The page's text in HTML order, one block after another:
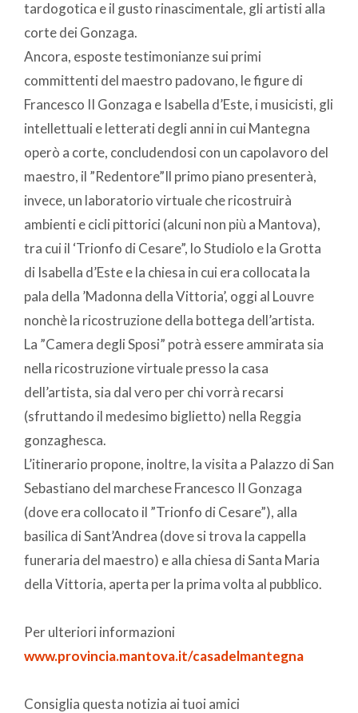
tardogotica e il gusto rinascimentale, gli artisti alla
corte dei Gonzaga.
Ancora, esposte testimonianze sui primi
committenti del maestro padovano, le figure di
Francesco II Gonzaga e Isabella d’Este, i musicisti, gli
intellettuali e letterati degli anni in cui Mantegna
operò a corte, concludendosi con un capolavoro del
maestro, il ”Redentore”Il primo piano presenterà,
invece, un laboratorio virtuale che ricostruirà
ambienti e cicli pittorici (alcuni non più a Mantova),
tra cui il ‘Trionfo di Cesare”, lo Studiolo e la Grotta
di Isabella d’Este e la chiesa in cui era collocata la
pala della ’Madonna della Vittoria’, oggi al Louvre
nonchè la ricostruzione della bottega dell’artista.
La ”Camera degli Sposi” potrà essere ammirata sia
nella ricostruzione virtuale presso la casa
dell’artista, sia dal vero per chi vorrà recarsi
(sfruttando il medesimo biglietto) nella Reggia
gonzaghesca.
L’itinerario propone, inoltre, la visita a Palazzo di San
Sebastiano del marchese Francesco II Gonzaga
(dove era collocato il ”Trionfo di Cesare”), alla
basilica di Sant’Andrea (dove si trova la cappella
funeraria del maestro) e alla chiesa di Santa Maria
della Vittoria, aperta per la prima volta al pubblico.
Per ulteriori informazioni
www.provincia.mantova.it/casadelmantegna
Consiglia questa notizia ai tuoi amici